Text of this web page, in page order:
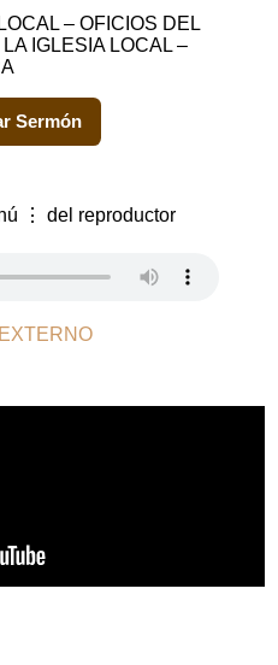
– OFICIOS DEL
IGLESIA LOCAL –
Sermón
⋮ del reproductor